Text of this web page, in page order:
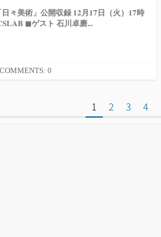
々美術」公開収録 12月17日（火）17時
◼︎ゲスト 石川卓磨...
COMMENTS: 0
1 2 3 4